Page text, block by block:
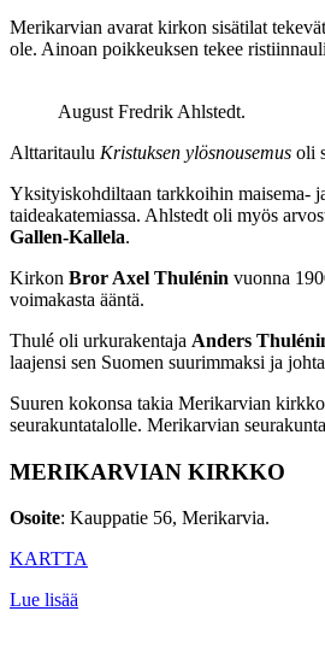
Merikarvian avarat kirkon sisätilat
ole. Ainoan poikkeuksen tekee
August Fredrik Ahlstedt.
Alttaritaulu Kristuksen ylösnousemus oli
Yksityiskohdiltaan tarkkoihin maisema-
taideakatemiassa. Ahlstedt oli myös
Gallen-Kallela.
Kirkon Bror Axel Thulénin vuonna
voimakasta ääntä.
Thulé oli urkurakentaja Anders
laajensi sen Suomen suurimmaksi ja
Suuren kokonsa takia Merikarvian
seurakuntatalolle. Merikarvian
MERIKARVIAN KIRKKO
Osoite: Kauppatie 56, Merikarvia.
KARTTA
Lue lisää